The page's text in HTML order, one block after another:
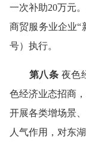
一次补助20万元
商贸服务业企业“
号）执行。
第八条 夜色
色经济业态招商
开展各类增场景
人气作用，对东